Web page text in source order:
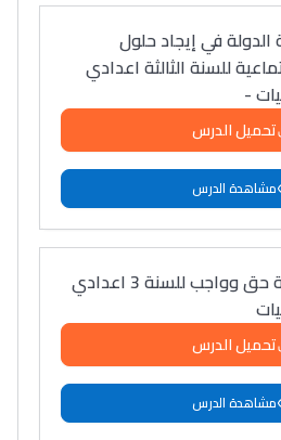
الإعدادي
Post-
+ de 78
+ de
في إيجاد حلول
للسنة الثالثة اعدادي
-
تحميل الدرس
مشاهدة الدرس
درس المشاركة حق وواجب للسنة 3 اعدادي
تحميل الدرس
مشاهدة الدرس